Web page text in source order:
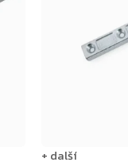
+ další